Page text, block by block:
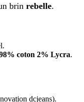
brin rebelle.
coton 2% Lycra.
dcjeans).